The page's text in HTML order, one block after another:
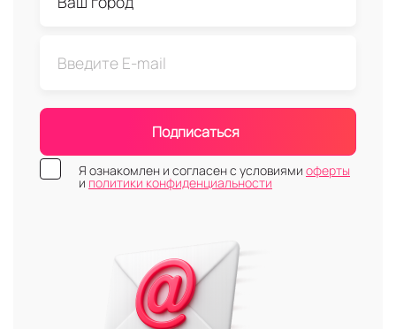
Подписаться
Я ознакомлен и согласен с условиями оферты
и политики конфиденциальности